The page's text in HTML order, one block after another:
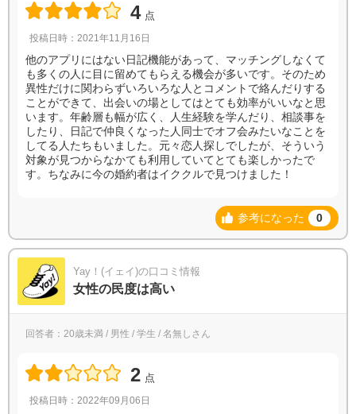
4 点
投稿日時：2021年11月16日
他のアプリにはない日記機能があって、マッチングしなくて
も多くの人に目に留めてもらえる機会が多いです。そのため
異性だけに関わらずいろいろな人とコメントで絡んだりする
ことができて、出会いの場としてはとても効率がいいなと思
います。年齢層も幅が広く、人生経験を学んだり、相談事を
したり、日記で仲良くなった人同士でオフ会みたいなことを
してる人たちもいました。元々恋人探しでしたが、そういう
対象が見つからなかても利用していてとても楽しかったで
す。ちなみに今の婚約者はイククルで見つけました！
参考になった 0
Yay！(イェイ)の口コミ情報
女性の民度は高い
回答者：20歳未満 / 男性 / 学生 / 名無しさん
2 点
投稿日時：2022年09月06日